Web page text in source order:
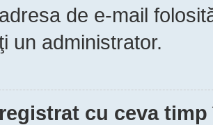
de e-mail
un administrator.
cu ceva